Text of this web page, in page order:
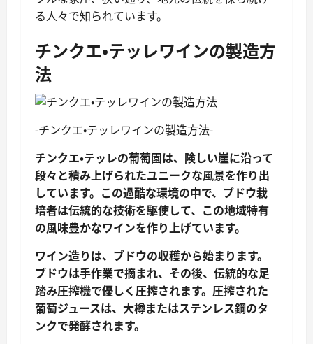
る人々で知られています。
チンクエ・テッレワインの製造方
法
-チンクエ・テッレワインの製造方法-
チンクエ・テッレの葡萄園は、険しい崖に沿って
段々と積み上げられたユニークな風景を作り出
しています。この過酷な環境の中で、ブドウ栽
培者は伝統的な技術を駆使して、この地域特有
の風味豊かなワインを作り上げています。
ワイン造りは、ブドウの収穫から始まります。
ブドウは手作業で摘まれ、その後、伝統的な足
踏み圧搾機で優しく圧搾されます。圧搾された
葡萄ジュースは、大樽またはステンレス鋼のタ
ンクで発酵されます。